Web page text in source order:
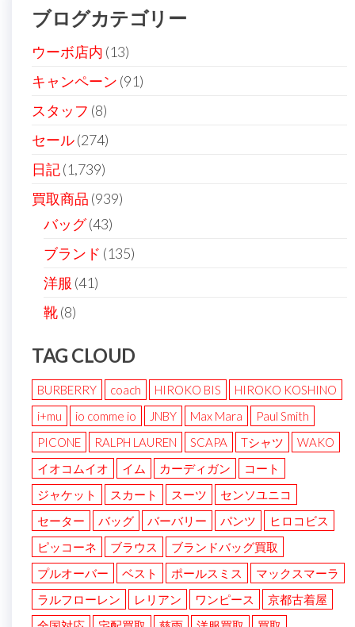
ブログカテゴリー
ウーボ店内 (13)
キャンペーン (91)
スタッフ (8)
セール(274)
日記(1,739)
買取商品 (939)
バッグ(43)
ブランド (135)
洋服 (41)
靴(8)
TAG CLOUD
BURBERRY coach HIROKO BIS
HIROKO KOSHINO
i+mu
io comme io JNBY Max Mara
Paul Smith
PICONE
RALPH LAUREN SCAPA Tシャツ
WAKO
イオコムイオ
イム カーディガン
コート
ジャケット
スカート スーツ
センソユニコ
セーター
バッグ バーバリー パンツ
ヒロコビス
ピッコーネ
ブラウス
ブランドバッグ買取
プルオーバー
ベスト ポールスミス
マックスマーラ
ラルフローレン
レリアン ワンピース
京都古着屋